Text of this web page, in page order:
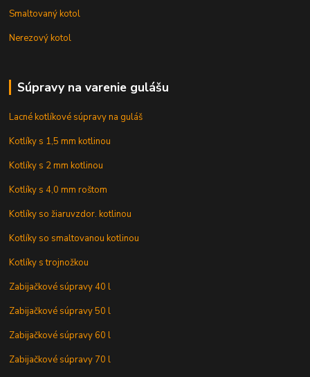
Smaltovaný kotol
Nerezový kotol
Súpravy na varenie gulášu
Lacné kotlíkové súpravy na guláš
Kotlíky s 1,5 mm kotlinou
Kotlíky s 2 mm kotlinou
Kotlíky s 4,0 mm roštom
Kotlíky so žiaruvzdor. kotlinou
Kotlíky so smaltovanou kotlinou
Kotlíky s trojnožkou
Zabijačkové súpravy 40 l
Zabijačkové súpravy 50 l
Zabijačkové súpravy 60 l
Zabijačkové súpravy 70 l